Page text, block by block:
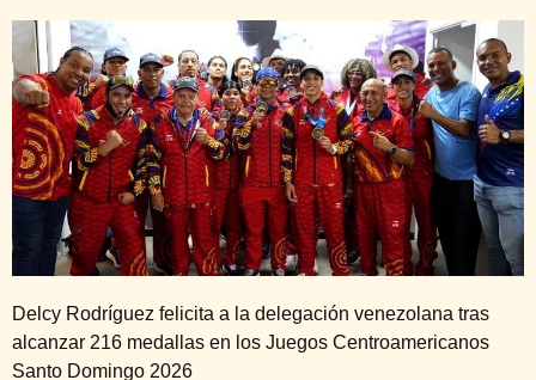
Delcy Rodríguez felicita a la delegación venezolana tras
alcanzar 216 medallas en los Juegos Centroamericanos
Santo Domingo 2026